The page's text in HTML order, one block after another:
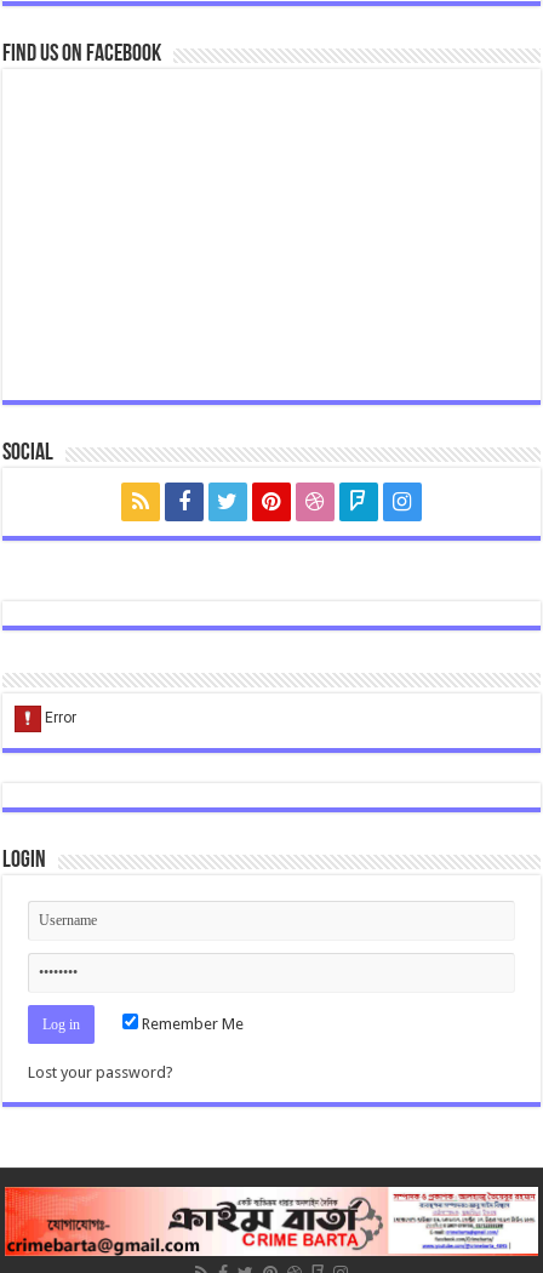
Find us on Facebook
Social
Login
Remember Me
Lost your password?